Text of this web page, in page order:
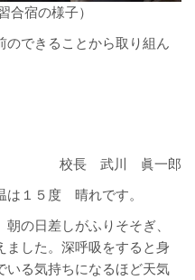
合宿の様子）
できることから取り組ん
校長 武川 眞一郎
は１５度 晴れです。
の日差しがふりそそぎ、
した。深呼吸をすると身
いる気持ちになるほど天気